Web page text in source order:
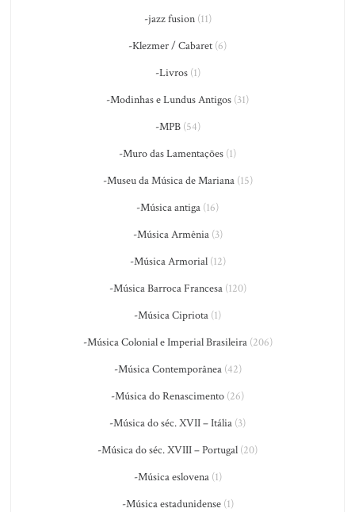
-jazz fusion(11)
-Klezmer / Cabaret (6)
-Livros(1)
-Modinhas e Lundus Antigos (31)
-MPB(54)
-Muro das Lamentações (1)
-Museu da Música de Mariana(15)
-Música antiga (16)
-Música Armênia(3)
-Música Armorial(12)
-Música Barroca Francesa(120)
-Música Cipriota (1)
-Música Colonial e Imperial Brasileira(206)
-Música Contemporânea(42)
-Música do Renascimento (26)
-Música do séc. XVII – Itália (3)
-Música do séc. XVIII – Portugal (20)
-Música eslovena(1)
-Música estadunidense(1)